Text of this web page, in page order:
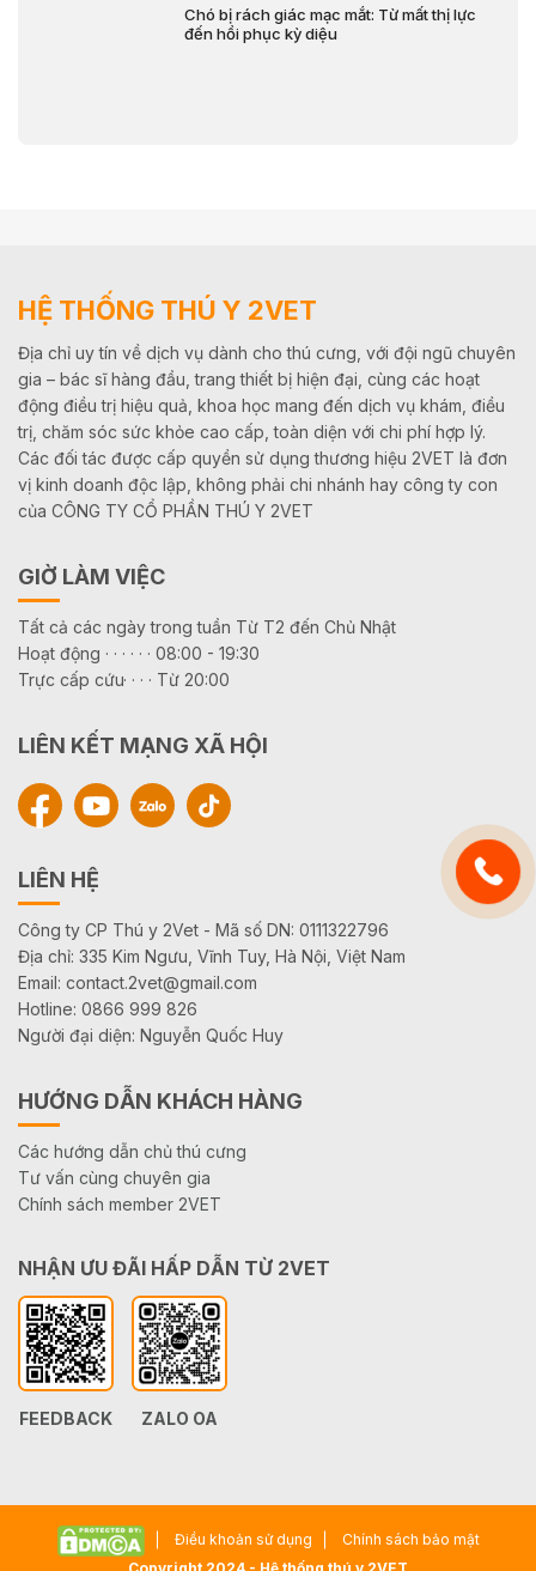
Chó bị rách giác mạc mắt: Từ mất thị lực
đến hồi phục kỳ diệu
HỆ THỐNG THÚ Y 2VET
Địa chỉ uy tín về dịch vụ dành cho thú cưng, với đội ngũ chuyên
gia – bác sĩ hàng đầu, trang thiết bị hiện đại, cùng các hoạt
động điều trị hiệu quả, khoa học mang đến dịch vụ khám, điều
trị, chăm sóc sức khỏe cao cấp, toàn diện với chi phí hợp lý.
Các đối tác được cấp quyền sử dụng thương hiệu 2VET là đơn
vị kinh doanh độc lập, không phải chi nhánh hay công ty con
của CÔNG TY CỔ PHẦN THÚ Y 2VET
GIỜ LÀM VIỆC
Tất cả các ngày trong tuần Từ T2 đến Chủ Nhật
Hoạt động · · · · · · 08:00 - 19:30
Trực cấp cứu· · · · Từ 20:00
LIÊN KẾT MẠNG XÃ HỘI
LIÊN HỆ
Công ty CP Thú y 2Vet - Mã số DN: 0111322796
Địa chỉ: 335 Kim Ngưu, Vĩnh Tuy, Hà Nội, Việt Nam
Email: contact.2vet@gmail.com
Hotline: 0866 999 826
Người đại diện: Nguyễn Quốc Huy
HƯỚNG DẪN KHÁCH HÀNG
Các hướng dẫn chủ thú cưng
Tư vấn cùng chuyên gia
Chính sách member 2VET
NHẬN ƯU ĐÃI HẤP DẪN TỪ 2VET
FEEDBACK ZALO OA
Điều khoản sử dụng
Chính sách bảo mật